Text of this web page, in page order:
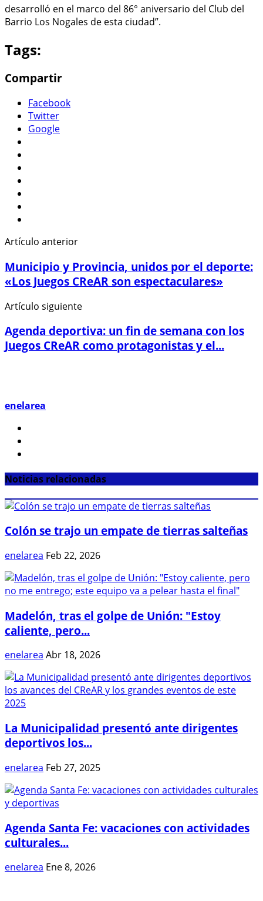
desarrolló en el marco del 86° aniversario del Club del
Barrio Los Nogales de esta ciudad”.
Tags:
Compartir
Facebook
Twitter
Google
Artículo anterior
Municipio y Provincia, unidos por el deporte:
«Los Juegos CReAR son espectaculares»
Artículo siguiente
Agenda deportiva: un fin de semana con los
Juegos CReAR como protagonistas y el...
enelarea
Noticias relacionadas
Colón se trajo un empate de tierras salteñas
enelarea Feb 22, 2026
Madelón, tras el golpe de Unión: "Estoy
caliente, pero...
enelarea Abr 18, 2026
La Municipalidad presentó ante dirigentes
deportivos los...
enelarea Feb 27, 2025
Agenda Santa Fe: vacaciones con actividades
culturales...
enelarea Ene 8, 2026